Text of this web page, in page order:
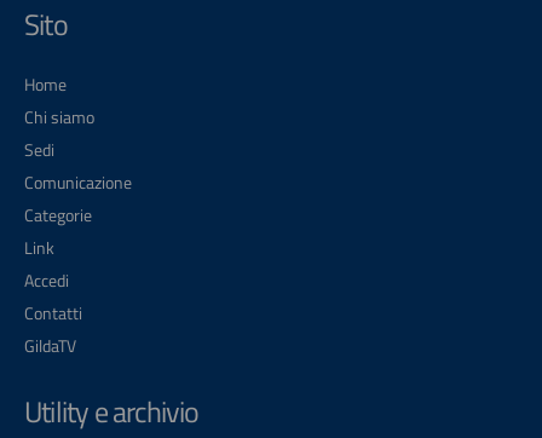
Sito
Home
Chi siamo
Sedi
Comunicazione
Categorie
Link
Accedi
Contatti
GildaTV
Utility e archivio